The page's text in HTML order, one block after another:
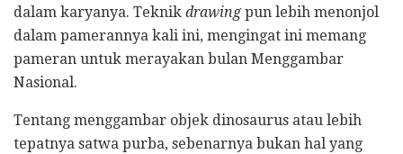
dalam karyanya. Teknik drawingpun lebih menonjol
dalam pamerannya kali ini, mengingat ini memang
pameran untuk merayakan bulan Menggambar
Nasional.
Tentang menggambar objek dinosaurus atau lebih
tepatnya satwa purba, sebenarnya bukan hal yang